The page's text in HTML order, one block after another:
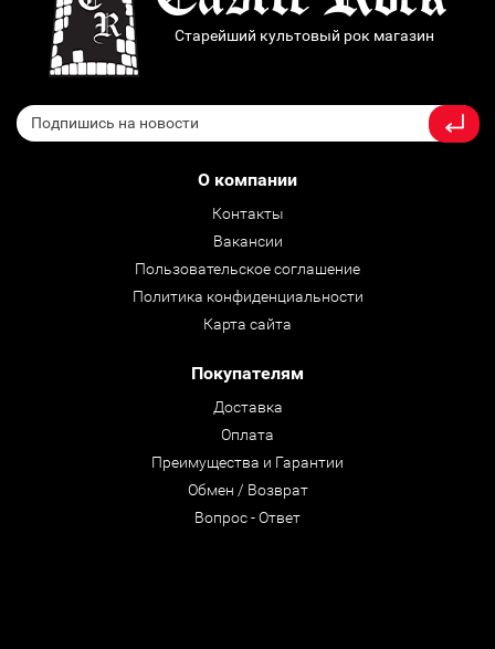
Старейший культовый рок магазин
О компании
Контакты
Вакансии
Пользовательское соглашение
Политика конфиденциальности
Карта сайта
Покупателям
Доставка
Оплата
Преимущества и Гарантии
Обмен / Возврат
Вопрос - Ответ